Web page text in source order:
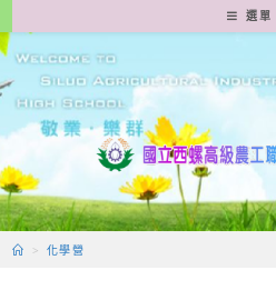
轉
至
要
容
選單
> 化學營